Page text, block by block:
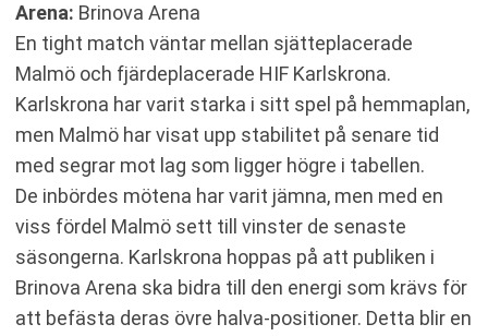
Arena: Brinova Arena
En tight match väntar mellan sjätteplacerade
Malmö och fjärdeplacerade HIF Karlskrona.
Karlskrona har varit starka i sitt spel på hemmaplan,
men Malmö har visat upp stabilitet på senare tid
med segrar mot lag som ligger högre i tabellen.
De inbördes mötena har varit jämna, men med en
viss fördel Malmö sett till vinster de senaste
säsongerna. Karlskrona hoppas på att publiken i
Brinova Arena ska bidra till den energi som krävs för
att befästa deras övre halva-positioner. Detta blir en